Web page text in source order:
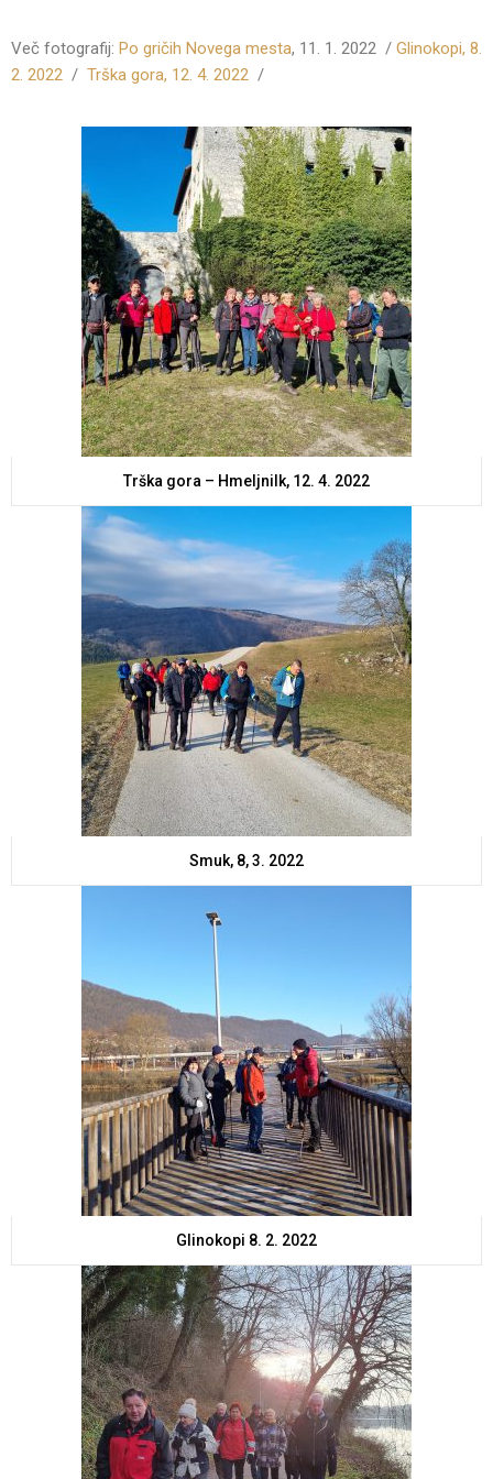
Več fotografij: Po gričih Novega mesta, 11. 1. 2022 / Glinokopi, 8.
2. 2022 / Trška gora, 12. 4. 2022 /
Trška gora – Hmeljnilk, 12. 4. 2022
Smuk, 8, 3. 2022
Glinokopi 8. 2. 2022